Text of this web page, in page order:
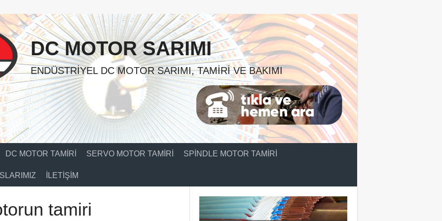
DC MOTOR SARIMI
ENDÜSTRIYEL DC MOTOR SARIMI, TAMIRI VE BAKIMI
DC MOTOR TAMIRI SERVO MOTOR TAMIRI SPINDLE MOTOR TAMIRI
İLETIŞIM
tamiri